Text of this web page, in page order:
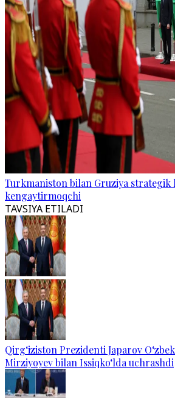
Turkmaniston bilan Gruziya
kengaytirmoqchi
TAVSIYA ETILADI
Qirg‘iziston Prezidenti Japarov
Mirziyoyev bilan Issiqko‘lda uchrashdi